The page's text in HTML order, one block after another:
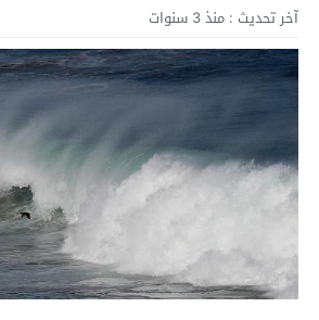
آخر تحديث : منذ 3 سنوات